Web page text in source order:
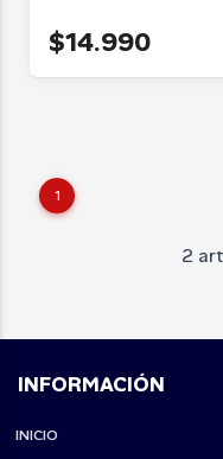
$14.990
1
2
INFORMACIÓN
INICIO